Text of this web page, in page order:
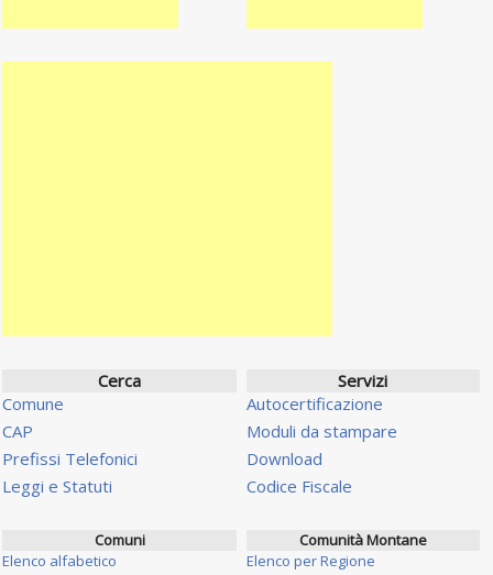
Cerca
Comune
CAP
Prefissi Telefonici
Leggi e Statuti
Servizi
Autocertificazione
Moduli da stampare
Download
Codice Fiscale
Comuni
Elenco alfabetico
Comunità Montane
Elenco per Regione